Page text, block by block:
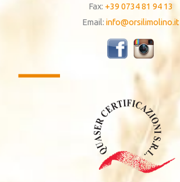
Fax: +39 0734 81 94 13
Email: info@orsilimolino.it